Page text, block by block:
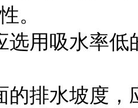
。
选用吸水率低
的排水坡度